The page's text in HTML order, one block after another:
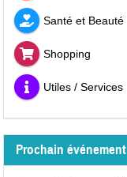
Santé et Beauté
Shopping
Utiles / Services
Prochain événement